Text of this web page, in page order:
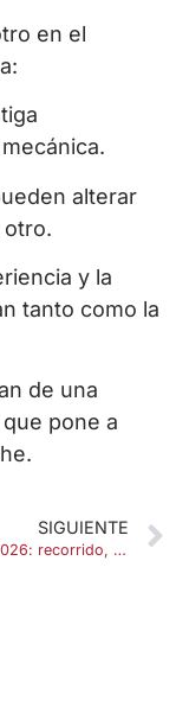
en el
alterar
otro.
y la
tanto como la
de una
pone a
SIGUIENTE
París-Niza 2026: recorrido, etapas clave en la Carrera hacia el Sol